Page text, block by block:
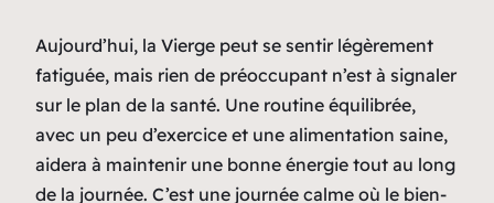
Aujourd’hui, la Vierge peut se sentir légèrement
fatiguée, mais rien de préoccupant n’est à signaler
sur le plan de la santé. Une routine équilibrée,
avec un peu d’exercice et une alimentation saine,
aidera à maintenir une bonne énergie tout au long
de la journée. C’est une journée calme où le bien-